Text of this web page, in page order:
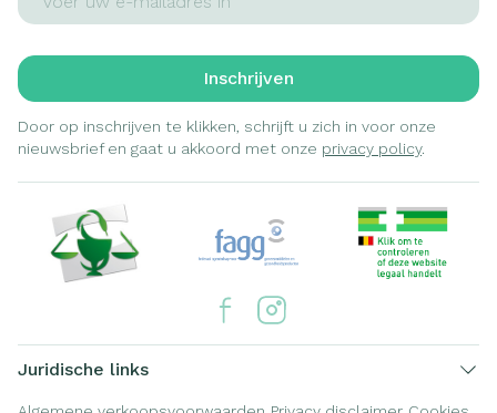
Inschrijven
Door op inschrijven te klikken, schrijft u zich in voor onze
nieuwsbrief en gaat u akkoord met onze privacy policy.
Juridische links